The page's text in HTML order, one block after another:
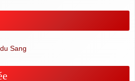
Sang